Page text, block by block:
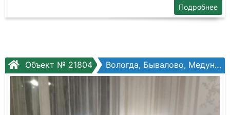
Подробнее
Объект № 21804 Вологда, Бывалово, Медуницынская ул, №17